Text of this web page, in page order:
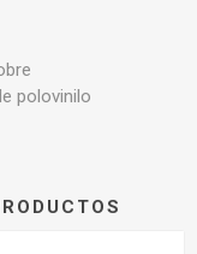
polovinilo